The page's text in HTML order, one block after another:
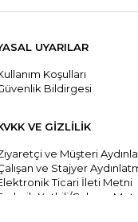
UYARILAR
Koşulları
Bildirgesi
VE GİZLİLİK
ve Müşteri
ve Stajyer
Ticari İleti Metni
Yetkili/Çalışanı